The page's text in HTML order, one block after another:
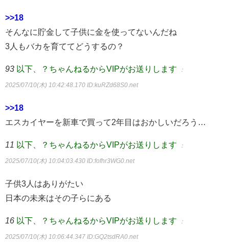
>>18
そんなに貯金して子供に金を使ってないんだね
3人もバカを育ててどうするの？
93 以下、？ちゃんねるからVIPがお送りします ：
2025/07/10(木) 10:42:48.170 ID:kuRZd68S0.net
>>18
エスカイヤーを新車で買って2年目はおかしいだろう…
11 以下、？ちゃんねるからVIPがお送りします ：
2025/07/10(木) 10:04:03.430 ID:fofhr3WG0.net
子供3人はありがたい
日本の未来はその子らにある
16 以下、？ちゃんねるからVIPがお送りします ：
2025/07/10(木) 10:06:44.347 ID:GQ2tsdRA0.net